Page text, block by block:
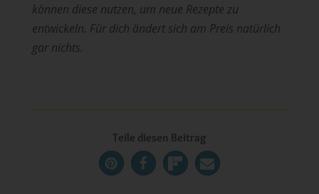
können diese nutzen, um neue Rezepte zu
entwickeln. Für dich ändert sich am Preis natürlich
gar nichts.
Teile diesen Beitrag